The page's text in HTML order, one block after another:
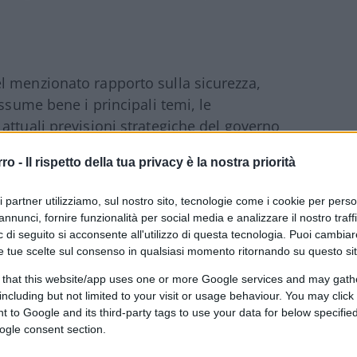
- Il rispetto della tua privacy è la nostra priorità
partner utilizziamo, sul nostro sito, tecnologie come i cookie per
fornire funzionalità per social media e analizzare il nostro
di seguito si acconsente all'utilizzo di questa tecnologia. Puoi
tue scelte sul consenso in qualsiasi momento ritornando su questo
that this website/app uses one or more Google services and may
but not limited to your visit or usage behaviour. You may
to Google and its third-party tags to use your data for below
consent section.
rapporto sulla sicurezza,
bene i principali temi, le
previsioni strategiche del governo
di aggressione all’Ucraina, non soltanto ha
ma ha anche distrutto il pluridecennale
un conflitto militare diretto tra la
stregua la guerra in Ucraina ha avviato
ha varato diversi pacchetti di sanzioni, in
ha stanziato un pacchetto di aiuti per